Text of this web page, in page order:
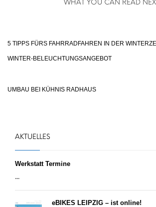
WHAT YOU CAN READ
5 TIPPS FÜRS FAHRRADFAHREN IN DER
WINTER-BELEUCHTUNGSANGEBOT
UMBAU BEI KÜHNIS RADHAUS
AKTUELLES
Werkstatt Termine
...
eBIKES LEIPZIG – ist online!